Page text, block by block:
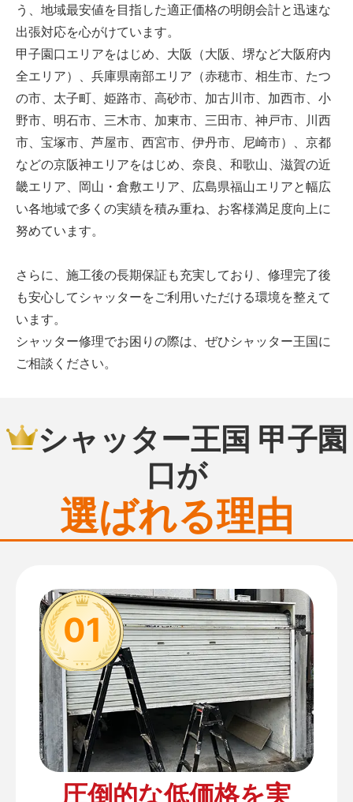
う、地域最安値を目指した適正価格の明朗会計と迅速な
出張対応を心がけています。
甲子園口エリアをはじめ、大阪（大阪、堺など大阪府内
全エリア）、兵庫県南部エリア（赤穂市、相生市、たつ
の市、太子町、姫路市、高砂市、加古川市、加西市、小
野市、明石市、三木市、加東市、三田市、神戸市、川西
市、宝塚市、芦屋市、西宮市、伊丹市、尼崎市）、京都
などの京阪神エリアをはじめ、奈良、和歌山、滋賀の近
畿エリア、岡山・倉敷エリア、広島県福山エリアと幅広
い各地域で多くの実績を積み重ね、お客様満足度向上に
努めています。
さらに、施工後の長期保証も充実しており、修理完了後
も安心してシャッターをご利用いただける環境を整えて
います。
シャッター修理でお困りの際は、ぜひシャッター王国に
ご相談ください。
シャッター王国 甲子園
口が
選ばれる理由
01
圧倒的な低価格を実